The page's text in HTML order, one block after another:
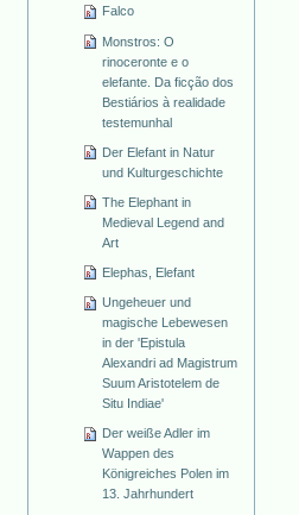
Falco
Monstros: O
rinoceronte e o
elefante. Da ficção dos
Bestiários à realidade
testemunhal
Der Elefant in Natur
und Kulturgeschichte
The Elephant in
Medieval Legend and
Art
Elephas, Elefant
Ungeheuer und
magische Lebewesen
in der 'Epistula
Alexandri ad Magistrum
Suum Aristotelem de
Situ Indiae'
Der weiße Adler im
Wappen des
Königreiches Polen im
13. Jahrhundert